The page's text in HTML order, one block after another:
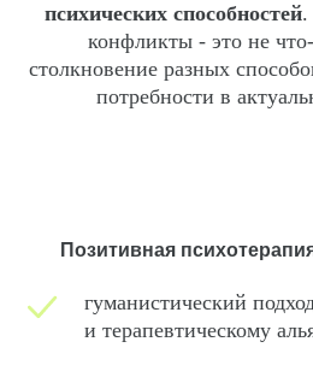
психических способностей.
конфликты - это не
столкновение разных
потребности в
Позитивная
гуманистический
и терапевтическому